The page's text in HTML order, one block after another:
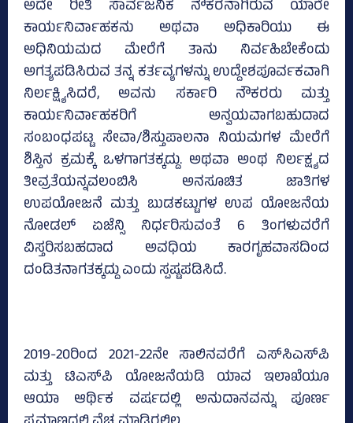
ಅದೇ ರೀತಿ ಸಾರ್ವಜನಿಕ ನೌಕರನಾಗಿರುವ ಯಾರೇ
ಕಾರ್ಯನಿರ್ವಾಹಕನು ಅಥವಾ ಅಧಿಕಾರಿಯು ಈ
ಅಧಿನಿಯಮದ ಮೇರೆಗೆ ತಾನು ನಿರ್ವಹಿಬೇಕೆಂದು
ಅಗತ್ಯಪಡಿಸಿರುವ ತನ್ನ ಕರ್ತವ್ಯಗಳನ್ನು ಉದ್ದೇಶಪೂರ್ವಕವಾಗಿ
ನಿರ್ಲಕ್ಷ್ಯಿಸಿದರೆ, ಅವನು ಸರ್ಕಾರಿ ನೌಕರರು ಮತ್ತು
ಕಾರ್ಯನಿರ್ವಾಹಕರಿಗೆ ಅನ್ವಯವಾಗಬಹುದಾದ
ಸಂಬಂಧಪಟ್ಟ ಸೇವಾ/ಶಿಸ್ತುಪಾಲನಾ ನಿಯಮಗಳ ಮೇರೆಗೆ
ಶಿಸ್ತಿನ ಕ್ರಮಕ್ಕೆ ಒಳಗಾಗತಕ್ಕದ್ದು. ಅಥವಾ ಅಂಥ ನಿರ್ಲಕ್ಷ್ಯದ
ತೀವ್ರತೆಯನ್ನವಲಂಬಿಸಿ ಅನಸೂಚಿತ ಜಾತಿಗಳ
ಉಪಯೋಜನೆ ಮತ್ತು ಬುಡಕಟ್ಟುಗಳ ಉಪ ಯೋಜನೆಯ
ನೋಡಲ್‌ ಏಜೆನ್ಸಿ ನಿರ್ಧರಿಸುವಂತೆ 6 ತಿಂಗಳುವರೆಗೆ
ವಿಸ್ತರಿಸಬಹದಾದ ಅವಧಿಯ ಕಾರಗೃಹವಾಸದಿಂದ
ದಂಡಿತನಾಗತಕ್ಕದ್ದು ಎಂದು ಸ್ಪಷ್ಟಪಡಿಸಿದೆ.
2019-20ರಿಂದ 2021-22ನೇ ಸಾಲಿನವರೆಗೆ ಎಸ್‌ಸಿಎಸ್‌ಪಿ
ಮತ್ತು ಟಿಎಸ್‌ಪಿ ಯೋಜನೆಯಡಿ ಯಾವ ಇಲಾಖೆಯೂ
ಆಯಾ ಆರ್ಥಿಕ ವರ್ಷದಲ್ಲಿ ಅನುದಾನವನ್ನು ಪೂರ್ಣ